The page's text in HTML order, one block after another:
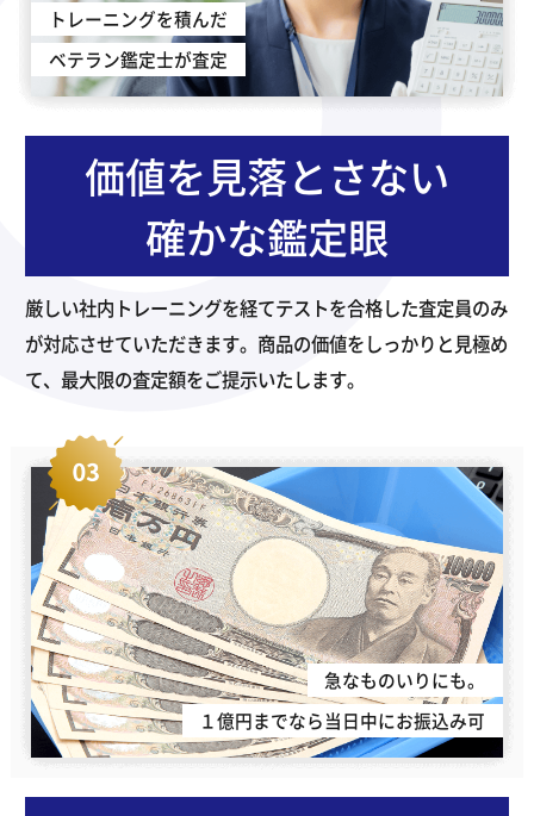
トレーニングを積んだ
ベテラン鑑定士が査定
価値を見落とさない
確かな鑑定眼
厳しい社内トレーニングを経てテストを合格した査定員のみ
が対応させていただきます。商品の価値をしっかりと見極め
て、最大限の査定額をご提示いたします。
急なものいりにも。
１億円までなら当日中にお振込み可